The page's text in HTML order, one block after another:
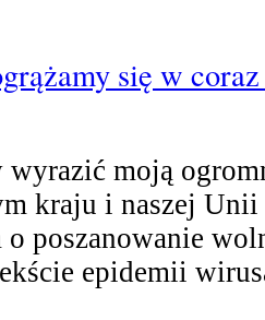
się w
wyrazić moją
kraju i naszej
poszanowanie
epidemii